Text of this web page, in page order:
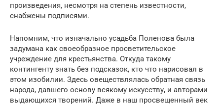
произведения, несмотря на степень известности,
снабжены подписями.
Напомним, что изначально усадьба Поленова была
задумана как своеобразное просветительское
учреждение для крестьянства. Откуда такому
контингенту знать без подсказок, кто что нарисовал в
этом изобилии. Здесь овеществлялась обратная связь
народа, давшего основу всякому искусству, и авторами
выдающихся творений. Даже в наш просвещенный век